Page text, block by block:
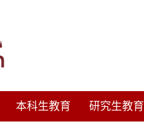
本科生教育 研究生教育